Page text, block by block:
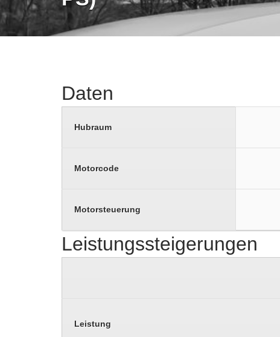
Daten
Hubraum
Motorcode
Motorsteuerung
Leistungssteigerungen
Leistung